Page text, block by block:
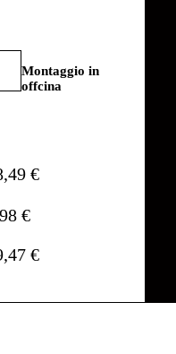
Montaggio in
offcina
€
€
€